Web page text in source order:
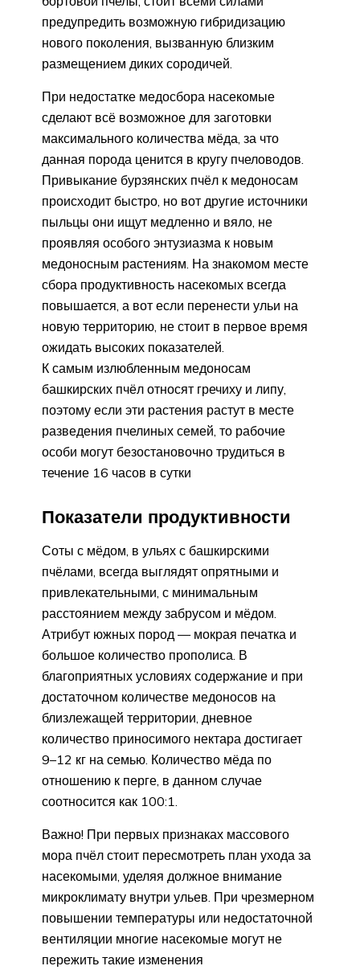
предупредить возможную гибридизацию
нового поколения, вызванную близким
размещением диких сородичей.
При недостатке медосбора насекомые
сделают всё возможное для заготовки
максимального количества мёда, за что
данная порода ценится в кругу пчеловодов.
Привыкание бурзянских пчёл к медоносам
происходит быстро, но вот другие источники
пыльцы они ищут медленно и вяло, не
проявляя особого энтузиазма к новым
медоносным растениям. На знакомом месте
сбора продуктивность насекомых всегда
повышается, а вот если перенести ульи на
новую территорию, не стоит в первое время
ожидать высоких показателей.
К самым излюбленным медоносам
башкирских пчёл относят гречиху и липу,
поэтому если эти растения растут в месте
разведения пчелиных семей, то рабочие
особи могут безостановочно трудиться в
течение 16 часов в сутки
Показатели продуктивности
Соты с мёдом, в ульях с башкирскими
пчёлами, всегда выглядят опрятными и
привлекательными, с минимальным
расстоянием между забрусом и мёдом.
Атрибут южных пород — мокрая печатка и
большое количество прополиса. В
благоприятных условиях содержание и при
достаточном количестве медоносов на
близлежащей территории, дневное
количество приносимого нектара достигает
9–12 кг на семью. Количество мёда по
отношению к перге, в данном случае
соотносится как 100:1.
Важно! При первых признаках массового
мора пчёл стоит пересмотреть план ухода за
насекомыми, уделяя должное внимание
микроклимату внутри ульев. При чрезмерном
повышении температуры или недостаточной
вентиляции многие насекомые могут не
пережить такие изменения